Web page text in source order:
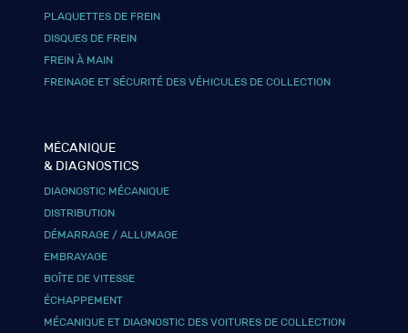
PLAQUETTES DE FREIN
DISQUES DE FREIN
FREIN À MAIN
FREINAGE ET SÉCURITÉ DES VÉHICULES DE COLLECTION
MÉCANIQUE
& DIAGNOSTICS
DIAGNOSTIC MÉCANIQUE
DISTRIBUTION
DÉMARRAGE / ALLUMAGE
EMBRAYAGE
BOÎTE DE VITESSE
ÉCHAPPEMENT
MÉCANIQUE ET DIAGNOSTIC DES VOITURES DE COLLECTION